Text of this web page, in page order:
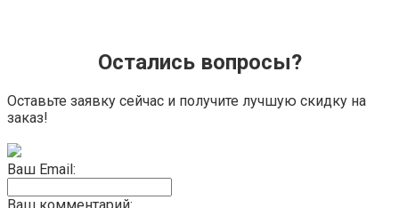
Остались вопросы?
Оставьте заявку сейчас и получите лучшую скидку на
заказ!
Ваш Email: